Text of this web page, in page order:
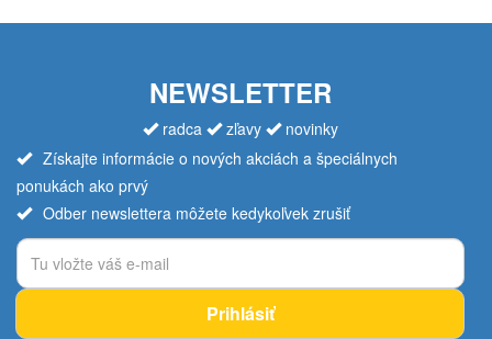
NEWSLETTER
radca zľavy
novinky
Získajte informácie o nových akciách a špeciálnych
ponukách ako prvý
Odber newslettera môžete kedykoľvek zrušiť
Prihlásiť